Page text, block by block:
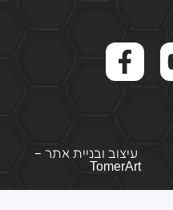
עיצוב ובניית אתר –
TomerArt